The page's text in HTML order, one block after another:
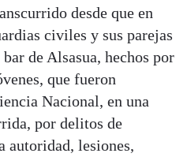
desde que en
civiles y sus parejas
de Alsasua, hechos por
que fueron
Nacional, en una
por delitos de
autoridad, lesiones,